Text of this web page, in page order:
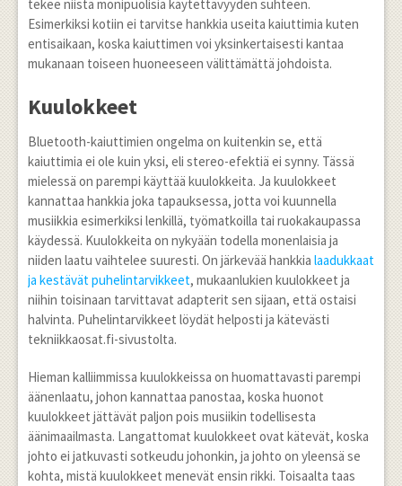
tekee niistä monipuolisia käytettävyyden suhteen.
Esimerkiksi kotiin ei tarvitse hankkia useita kaiuttimia kuten
entisaikaan, koska kaiuttimen voi yksinkertaisesti kantaa
mukanaan toiseen huoneeseen välittämättä johdoista.
Kuulokkeet
Bluetooth-kaiuttimien ongelma on kuitenkin se, että
kaiuttimia ei ole kuin yksi, eli stereo-efektiä ei synny. Tässä
mielessä on parempi käyttää kuulokkeita. Ja kuulokkeet
kannattaa hankkia joka tapauksessa, jotta voi kuunnella
musiikkia esimerkiksi lenkillä, työmatkoilla tai ruokakaupassa
käydessä. Kuulokkeita on nykyään todella monenlaisia ja
niiden laatu vaihtelee suuresti. On järkevää hankkia laadukkaat
ja kestävät puhelintarvikkeet, mukaanlukien kuulokkeet ja
niihin toisinaan tarvittavat adapterit sen sijaan, että ostaisi
halvinta. Puhelintarvikkeet löydät helposti ja kätevästi
tekniikkaosat.fi-sivustolta.
Hieman kalliimmissa kuulokkeissa on huomattavasti parempi
äänenlaatu, johon kannattaa panostaa, koska huonot
kuulokkeet jättävät paljon pois musiikin todellisesta
äänimaailmasta. Langattomat kuulokkeet ovat kätevät, koska
johto ei jatkuvasti sotkeudu johonkin, ja johto on yleensä se
kohta, mistä kuulokkeet menevät ensin rikki. Toisaalta taas